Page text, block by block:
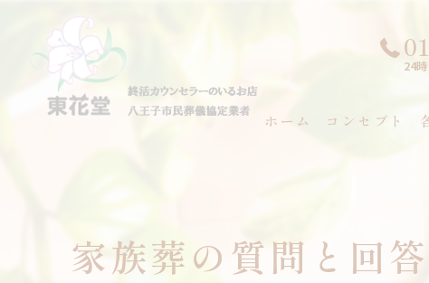
24
ホーム コンセプト
家族葬の質問と回